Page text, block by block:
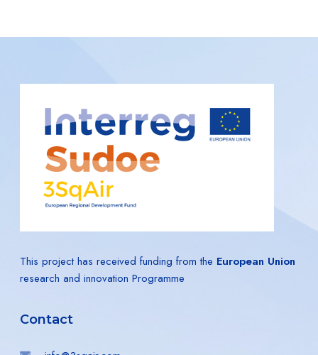
This project has received funding from the European Union
research and innovation Programme
Contact